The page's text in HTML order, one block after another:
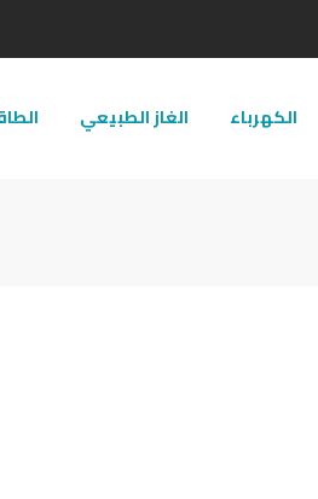
الكهرباء الغاز الطبيعي